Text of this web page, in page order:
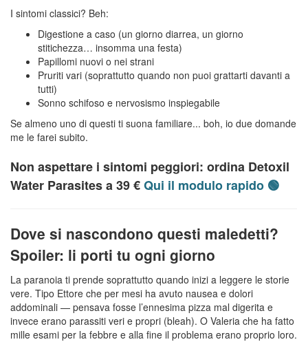
I sintomi classici? Beh:
Digestione a caso (un giorno diarrea, un giorno
stitichezza… insomma una festa)
Papillomi nuovi o nei strani
Pruriti vari (soprattutto quando non puoi grattarti davanti a
tutti)
Sonno schifoso e nervosismo inspiegabile
Se almeno uno di questi ti suona familiare... boh, io due domande
me le farei subito.
Non aspettare i sintomi peggiori: ordina Detoxil
Water Parasites a 39 €Qui il modulo rapido 🟢
Dove si nascondono questi maledetti?
Spoiler: li porti tu ogni giorno
La paranoia ti prende soprattutto quando inizi a leggere le storie
vere. Tipo Ettore che per mesi ha avuto nausea e dolori
addominali — pensava fosse l’ennesima pizza mal digerita e
invece erano parassiti veri e propri (bleah). O Valeria che ha fatto
mille esami per la febbre e alla fine il problema erano proprio loro.